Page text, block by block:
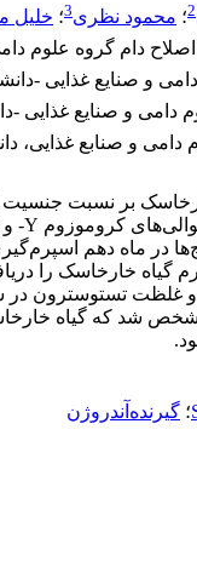
2؛ محمود نظری3؛ خلیل
دام گروه علوم
و صنایع غذایی -
دامی و صنایع غذایی
دامی و صنابع غذایی،
؛ گیرنده‌آندروژن